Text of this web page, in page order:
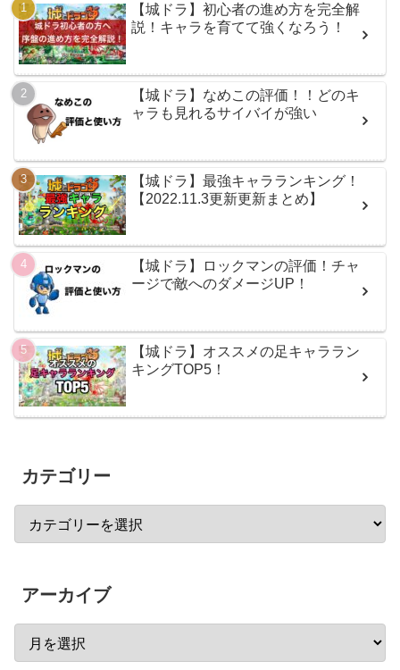
【城ドラ】初心者の進め方を完全解
説！キャラを育てて強くなろう！
【城ドラ】なめこの評価！！どのキ
ャラも見れるサイバイが強い
【城ドラ】最強キャラランキング！
【2022.11.3更新更新まとめ】
【城ドラ】ロックマンの評価！チャ
ージで敵へのダメージUP！
【城ドラ】オススメの足キャララン
キングTOP5！
カテゴリー
アーカイブ